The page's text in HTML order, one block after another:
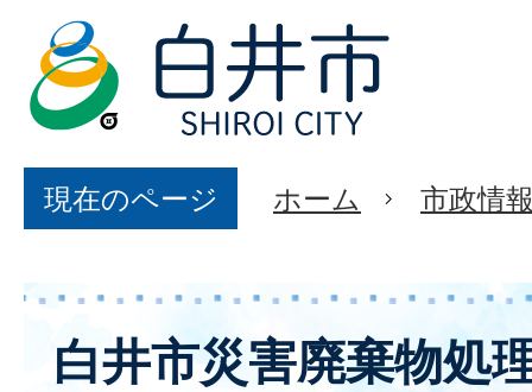
現在のページ ホーム 市政情
白井市災害廃棄物処